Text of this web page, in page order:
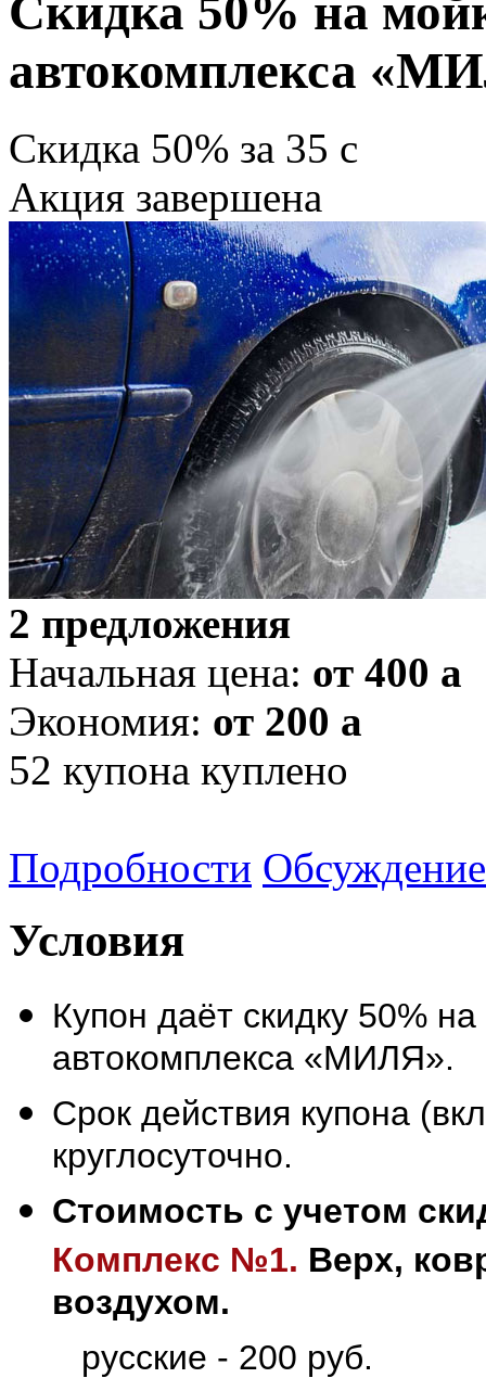
Скидка 50% на
автокомплекса
Скидка 50% за 35 c
Акция завершена
2 предложения
Начальная цена: от 400 a
Экономия: от 200 a
52 купона куплено
Подробности Обсуждение
Условия
Купон даёт скидку 50%
автокомплекса «МИЛЯ».
Срок действия купона
круглосуточно.
Стоимость с учетом
Комплекс №1. Верх,
воздухом.
русские - 200 руб.